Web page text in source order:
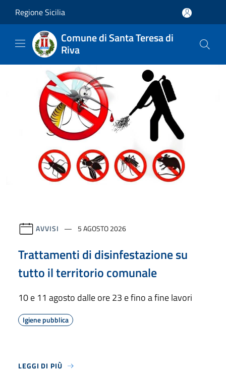
Regione Sicilia
Comune di Santa Teresa di
Riva
AVVISI 5 AGOSTO 2026
Trattamenti di disinfestazione su
tutto il territorio comunale
10 e 11 agosto dalle ore 23 e fino a fine lavori
Igiene pubblica
LEGGI DI PIÙ